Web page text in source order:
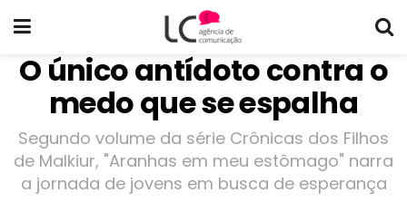
O único antídoto contra o
medo que se espalha
Segundo volume da série Crônicas dos Filhos
de Malkiur, "Aranhas em meu estômago" narra
a jornada de jovens em busca de esperança